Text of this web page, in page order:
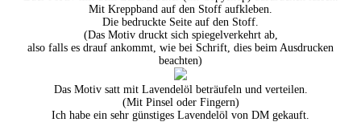
Mit Kreppband auf den Stoff aufkleben.
Die bedruckte Seite auf den Stoff.
(Das Motiv druckt sich spiegelverkehrt ab,
also falls es drauf ankommt, wie bei Schrift, dies beim Ausdrucken
beachten)
Das Motiv satt mit Lavendelöl beträufeln und verteilen.
(Mit Pinsel oder Fingern)
Ich habe ein sehr günstiges Lavendelöl von DM gekauft.